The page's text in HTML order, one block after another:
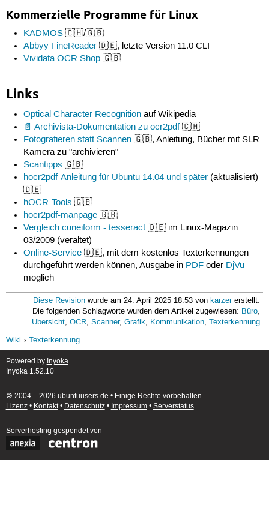
Kommerzielle Programme für Linux
KADMOS 🇨🇭/🇬🇧
Abbyy FineReader 🇩🇪, letzte Version 11.0 CLI
Vividata OCR Shop 🇬🇧
Links
Optical Character Recognition auf Wikipedia
Archivista-Dokumentation zu ocr2pdf🇨🇭
Fotografieren statt Scannen 🇬🇧, Anleitung, Bücher mit SLR-
Kamera zu "archivieren"
Scantipps 🇬🇧
hocr2pdf-Anleitung für Ubuntu 14.04 und später (aktualisiert)
🇩🇪
hOCR-Tools 🇬🇧
hocr2pdf-manpage 🇬🇧
Vergleich cuneiform - tesseract 🇩🇪 im Linux-Magazin
03/2009 (veraltet)
Online-Service 🇩🇪, mit dem kostenlos Texterkennungen
durchgeführt werden können, Ausgabe in PDF oder DjVu
möglich
Diese Revision wurde am 24. April 2025 18:53 vonkarzererstellt.
Die folgenden Schlagworte wurden dem Artikel zugewiesen: Büro,
Übersicht,OCR,Scanner,Grafik, Kommunikation,Texterkennung
Wiki
Texterkennung
Powered by Inyoka
Inyoka 1.52.10
🄯 2004 – 2026 ubuntuusers.de • Einige Rechte vorbehalten
Lizenz• Kontakt• Datenschutz• Impressum• Serverstatus
Serverhosting gespendet von